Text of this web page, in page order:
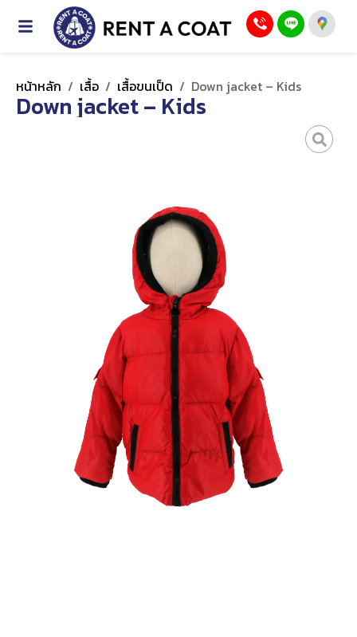
หน้าหลัก / เสื้อ / เสื้อขนเป็ด / Down jacket – Kids
Down jacket – Kids